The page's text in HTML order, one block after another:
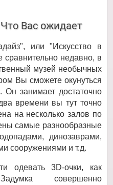
Вас ожидает
или "Искусство в
сравнительно недавно, в
музей необычных
Вы сможете окунуться
Он занимает достаточно
времени вы тут точно
на несколько залов по
самые разнообразные
динозаврами,
сооружениями и т.д.
одевать 3D-очки, как
совершенно